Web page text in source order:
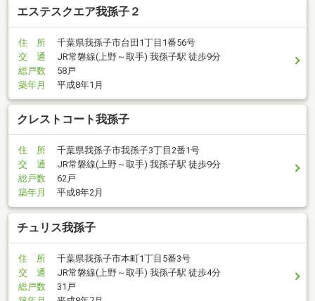
エステスクエア我孫子２
住 所
千葉県我孫子市台田1丁目1番56号
交 通
JR常磐線(上野～取手) 我孫子駅 徒歩9分
総戸数
58戸
築年月
平成8年1月
クレストコート我孫子
住 所
千葉県我孫子市我孫子3丁目2番1号
交 通
JR常磐線(上野～取手) 我孫子駅 徒歩9分
総戸数
62戸
築年月
平成8年2月
チュリス我孫子
住 所
千葉県我孫子市本町1丁目5番3号
交 通
JR常磐線(上野～取手) 我孫子駅 徒歩4分
総戸数
31戸